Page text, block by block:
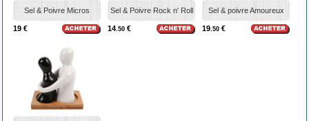
Sel & Poivre Micros
19 €
Sel & Poivre Rock n' Roll
14.50 €
Sel & poivre Amoureux
19.50 €